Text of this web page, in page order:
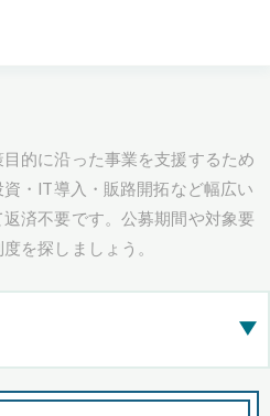
的に沿った事業を支援するため
・IT導入・販路開拓など幅広い
済不要です。公募期間や対象要
を探しましょう。
▶